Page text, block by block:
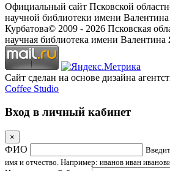
Официальный сайт Псковской
научной библиотеки имени
Курбатова© 2009 - 2026 Псковская
научная библиотека имени Валентина
Сайт сделан на основе дизайна
Coffee Studio
Вход в личный кабинет
×
ФИО
имя и отчество. Например: иванов иван